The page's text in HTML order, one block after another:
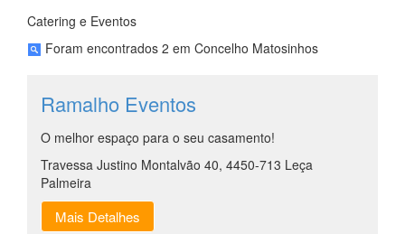
Catering e Eventos
Foram encontrados 2 em Concelho Matosinhos
Ramalho Eventos
O melhor espaço para o seu casamento!
Travessa Justino Montalvão 40, 4450-713 Leça
Palmeira
Mais Detalhes